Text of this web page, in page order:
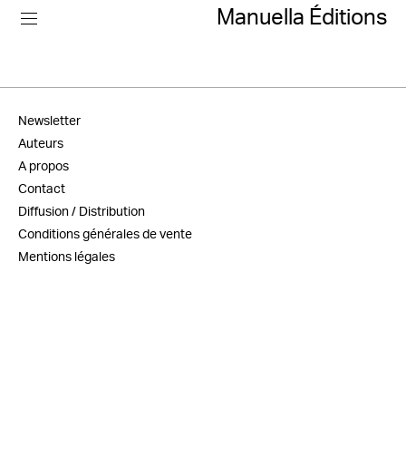
Manuella Éditions
Newsletter
Auteurs
A propos
Contact
Diffusion / Distribution
Conditions générales de vente
Mentions légales